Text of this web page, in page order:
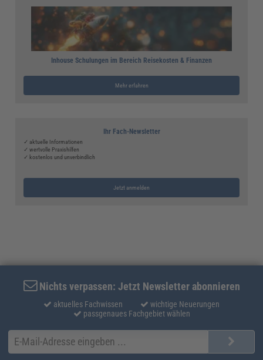
Inhouse Schulungen im Bereich Reisekosten & Finanzen
Mehr erfahren
Ihr Fach-Newsletter
✓ aktuelle Informationen
✓ wertvolle Praxishilfen
✓ kostenlos und unverbindlich
Jetzt anmelden
Nichts verpassen: Jetzt Newsletter abonnieren
aktuelles Fachwissen
wichtige Neuerungen
passgenaues Fachgebiet wählen